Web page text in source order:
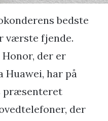
bedste
værste fjende.
der er
Huawei, har på
præsenteret
der